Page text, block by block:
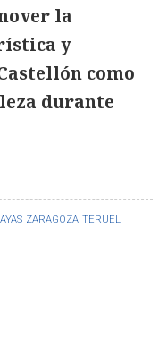
ZARAGOZA TERUEL
la
y
como
durante